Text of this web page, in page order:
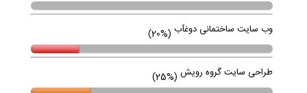
وب سایت ساختمانی دوغآب (20%)
طراحی سایت گروه رویش (25%)